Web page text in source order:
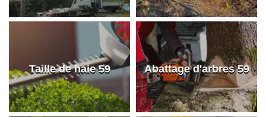
Taille de haie 59 Abattage d'arbres 59